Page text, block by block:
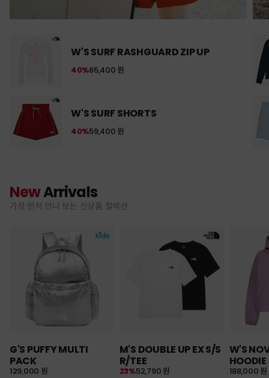
W'S SURF RASHGUARD ZIP UP
65,400 원
40%
W'S SURF SHORTS
59,400 원
40%
NewArrivals
가장 먼저 만나 보는 신상품 컬렉션
G'S PUFFY MULTI
PACK
129,000 원
M'S DOUBLE UP EX S/S
R/TEE
52,790 원
23%
W'S
HOODIE
188,000 원